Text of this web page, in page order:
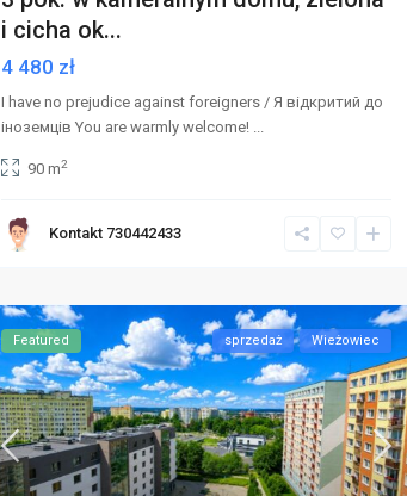
i cicha ok...
4 480 zł
I have no prejudice against foreigners / Я відкритий до
іноземців You are warmly welcome!
90 m2
Kontakt 730442433
Featured sprzedaż Wieżowiec